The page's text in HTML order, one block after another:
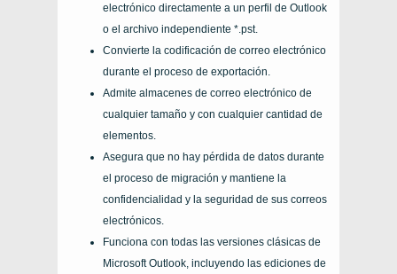
electrónico directamente a un perfil de Outlook
o el archivo independiente *.pst.
Convierte la codificación de correo electrónico
durante el proceso de exportación.
Admite almacenes de correo electrónico de
cualquier tamaño y con cualquier cantidad de
elementos.
Asegura que no hay pérdida de datos durante
el proceso de migración y mantiene la
confidencialidad y la seguridad de sus correos
electrónicos.
Funciona con todas las versiones clásicas de
Microsoft Outlook, incluyendo las ediciones de